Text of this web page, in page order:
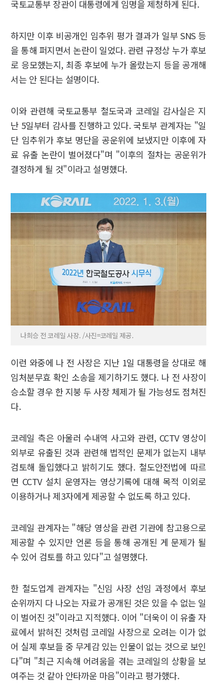
국토교통부 장관이 대통령에게 임명을 제청하게 된다.
하지만 이후 비공개인 임추위 평가 결과가 일부 SNS 등
을 통해 퍼지면서 논란이 일었다. 관련 규정상 누가 후보
로 응모했는지, 최종 후보에 누가 올랐는지 등을 공개해
서는 안 된다는 설명이다.
이와 관련해 국토교통부 철도국과 코레일 감사실은 지
난 5일부터 감사를 진행하고 있다. 국토부 관계자는 "일
단 임추위가 후보 명단을 공운위에 보냈지만 이후에 자
료 유출 논란이 벌어졌다"며 "이후의 절차는 공운위가
결정하게 될 것"이라고 설명했다.
나희승 전 코레일 사장. /사진=코레일 제공.
이런 와중에 나 전 사장은 지난 1일 대통령을 상대로 해
임처분무효 확인 소송을 제기하기도 했다. 나 전 사장이
승소할 경우 한 지붕 두 사장 체제가 될 가능성도 점쳐진
다.
코레일 측은 아울러 수내역 사고와 관련, CCTV 영상이
외부로 유출된 것과 관련해 법적인 문제가 없는지 내부
검토해 돌입했다고 밝히기도 했다. 철도안전법에 따르
면 CCTV 설치 운영자는 영상기록에 대해 목적 이외로
이용하거나 제3자에게 제공할 수 없도록 하고 있다.
코레일 관계자는 "해당 영상을 관련 기관에 참고용으로
제공할 수 있지만 언론 등을 통해 공개된 게 문제가 될
수 있어 검토를 하고 있다"고 설명했다.
한 철도업계 관계자는 "신임 사장 선임 과정에서 후보
순위까지 다 나오는 자료가 공개된 것은 있을 수 없는 일
이 벌어진 것"이라고 지적했다. 이어 "더욱이 이 유출 자
료에서 밝혀진 것처럼 코레일 사장으로 오려는 이가 없
어 실제 후보들 중 무게감 있는 인물이 없는 것으로 보인
다"며 "최근 지속해 어려움을 겪는 코레일의 상황을 보
여주는 것 같아 안타까운 마음"이라고 평가했다.